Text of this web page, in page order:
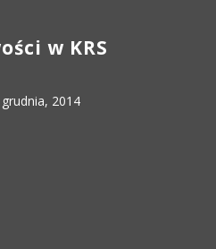
w KRS
2014